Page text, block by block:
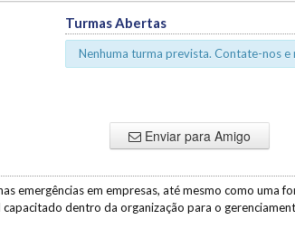
Turmas Abertas
Nenhuma turma prevista. Contate-nos e
Enviar para Amigo
emergências em empresas, até mesmo como uma
dentro da organização para o